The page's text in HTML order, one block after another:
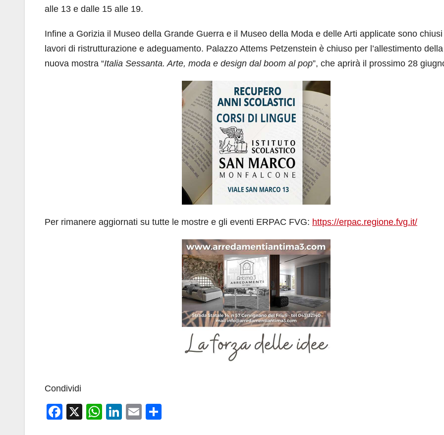
alle 13 e dalle 15 alle 19.
Infine a Gorizia il Museo della Grande Guerra e il Museo della Moda e delle Arti applicate sono
lavori di ristrutturazione e adeguamento. Palazzo Attems Petzenstein è chiuso per l’allestimento della
nuova mostra “Italia Sessanta. Arte, moda e design dal boom al pop”, che aprirà il prossimo 28
Per rimanere aggiornati su tutte le mostre e gli eventi ERPAC FVG: https://erpac.regione.fvg.it/
Condividi
F
X
W
Li
E